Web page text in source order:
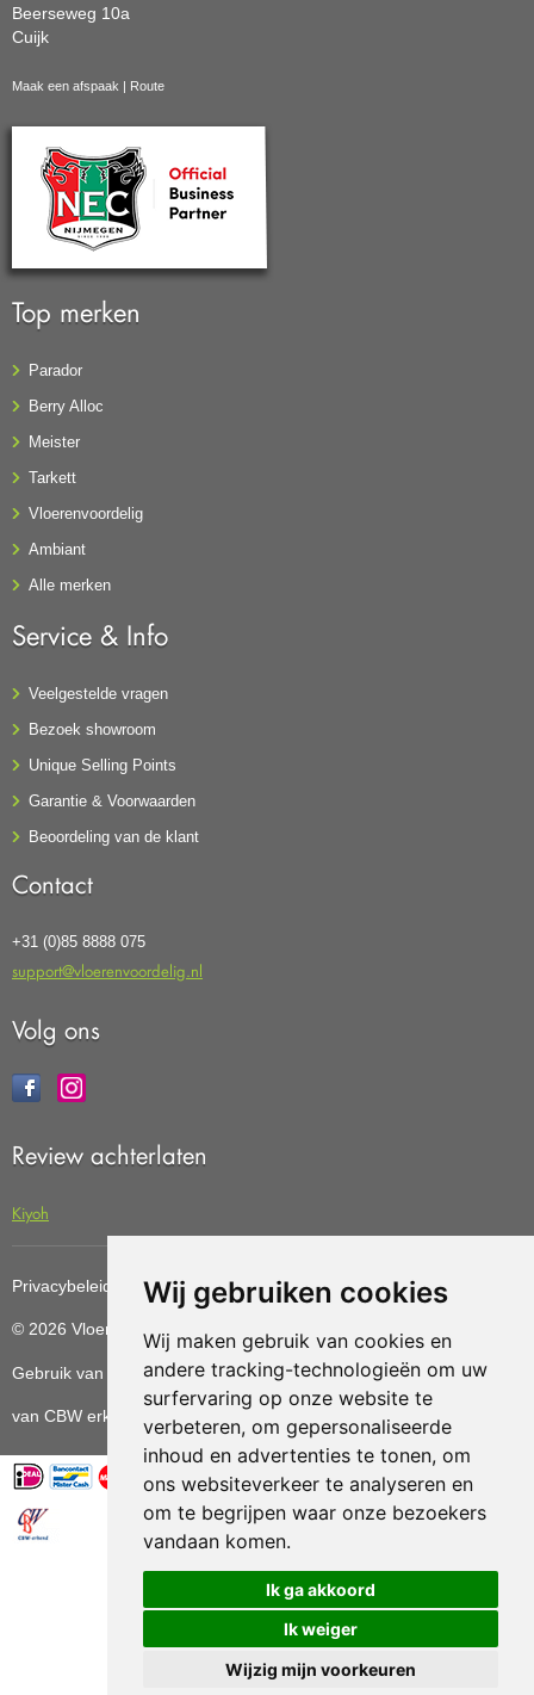
Wij gebruiken cookies
Wij maken gebruik van cookies en
andere tracking-technologieën om uw
surfervaring op onze website te
verbeteren, om gepersonaliseerde
inhoud en advertenties te tonen, om
ons websiteverkeer te analyseren en
om te begrijpen waar onze bezoekers
vandaan komen.
Ik ga akkoord
Ik weiger
Wijzig mijn voorkeuren
Beerseweg 10a
Cuijk
Maak een afspaak | Route
Top merken
Parador
Berry Alloc
Meister
Tarkett
Vloerenvoordelig
Ambiant
Alle merken
Service & Info
Veelgestelde vragen
Bezoek showroom
Unique Selling Points
Garantie & Voorwaarden
Beoordeling van de klant
Contact
+31 (0)85 8888 075
support@vloerenvoordelig.nl
Volg ons
Review achterlaten
Kiyoh
Privacybeleid Cookiebeleid Update cookies preferences
© 2026 Vloerenvoordelig
Gebruik van deze site betekent dat u dealgemene voorwaarden
van CBW erkende woonwinkels accepteert.
Vloerenvoordelig.nl is een onderdeel van